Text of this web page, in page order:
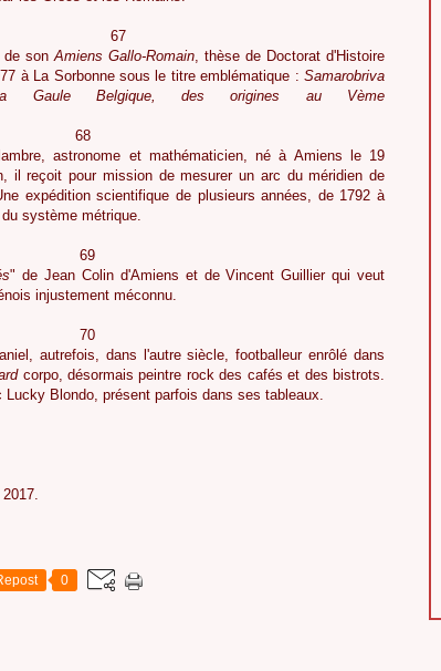
de sonAmiens Gallo-Romain, thèse de Doctorat d'Histoire
à La Sorbonne sous le titre emblématique : Samarobriva
Gaule Belgique, des origines au Vème
astronome et mathématicien, né à Amiens le 19
il reçoit pour mission de mesurer un arc du méridien de
expédition scientifique de plusieurs années, de 1792 à
système métrique.
" de Jean Colin d'Amiens et de Vincent Guillier qui veut
injustement méconnu.
autrefois, dans l'autre siècle, footballeur enrôlé dans
corpo, désormais peintre rock des cafés et des bistrots.
Blondo, présent parfois dans ses tableaux.
0